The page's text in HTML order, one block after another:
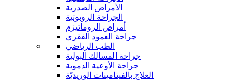
الأمراض الصدرية
الجراحة الروبوتية
أمراض الروماتيزم
جراحة العمود الفقري
الطب الرياضي
جراحة المسالك البولية
جراحة الأوعية الدموية
العلاج بالفيتامينات الوريديّة